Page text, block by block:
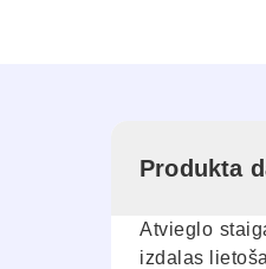
Produkta
Atvieglo
izdalas